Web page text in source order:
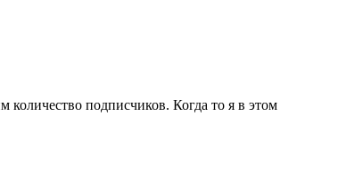
подписчиков. Когда то я в этом